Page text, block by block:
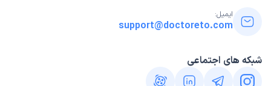
ایمیل:
support@doctoreto.com
شبکه های اجتماعی